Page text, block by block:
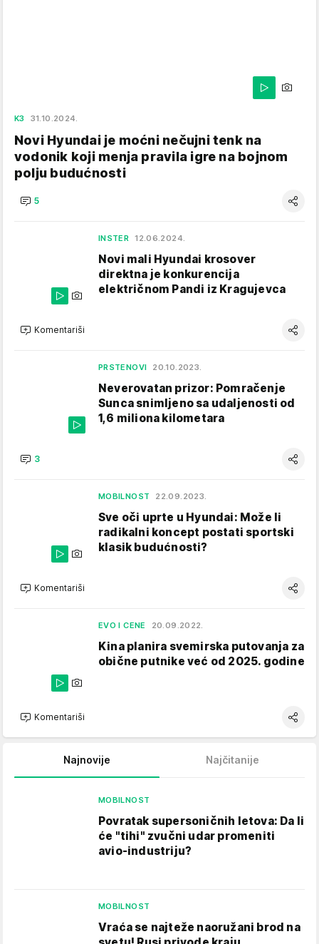
K3 31.10.2024.
Novi Hyundai je moćni nečujni tenk na
vodonik koji menja pravila igre na bojnom
polju budućnosti
5
INSTER 12.06.2024.
Novi mali Hyundai krosover
direktna je konkurencija
električnom Pandi iz Kragujevca
Komentariši
PRSTENOVI 20.10.2023.
Neverovatan prizor: Pomračenje
Sunca snimljeno sa udaljenosti od
1,6 miliona kilometara
3
MOBILNOST 22.09.2023.
Sve oči uprte u Hyundai: Može li
radikalni koncept postati sportski
klasik budućnosti?
Komentariši
EVO I CENE 20.09.2022.
Kina planira svemirska putovanja za
obične putnike već od 2025. godine
Komentariši
Najnovije Najčitanije
MOBILNOST
Povratak supersoničnih letova: Da li
će "tihi" zvučni udar promeniti
avio-industriju?
MOBILNOST
Vraća se najteže naoružani brod na